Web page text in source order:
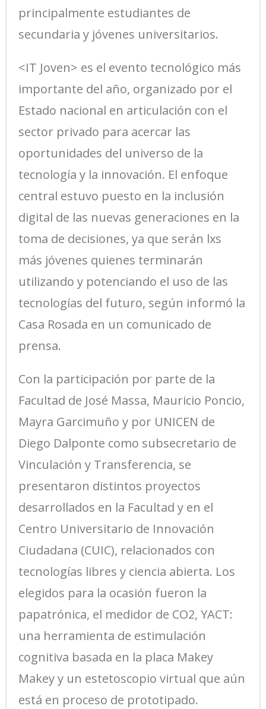
principalmente estudiantes de
secundaria y jóvenes universitarios.
<IT Joven> es el evento tecnológico más
importante del año, organizado por el
Estado nacional en articulación con el
sector privado para acercar las
oportunidades del universo de la
tecnología y la innovación. El enfoque
central estuvo puesto en la inclusión
digital de las nuevas generaciones en la
toma de decisiones, ya que serán lxs
más jóvenes quienes terminarán
utilizando y potenciando el uso de las
tecnologías del futuro, según informó la
Casa Rosada en un comunicado de
prensa.
Con la participación por parte de la
Facultad de José Massa, Mauricio Poncio,
Mayra Garcimuño y por UNICEN de
Diego Dalponte como subsecretario de
Vinculación y Transferencia, se
presentaron distintos proyectos
desarrollados en la Facultad y en el
Centro Universitario de Innovación
Ciudadana (CUIC), relacionados con
tecnologías libres y ciencia abierta. Los
elegidos para la ocasión fueron la
papatrónica, el medidor de CO2, YACT:
una herramienta de estimulación
cognitiva basada en la placa Makey
Makey y un estetoscopio virtual que aún
está en proceso de prototipado.